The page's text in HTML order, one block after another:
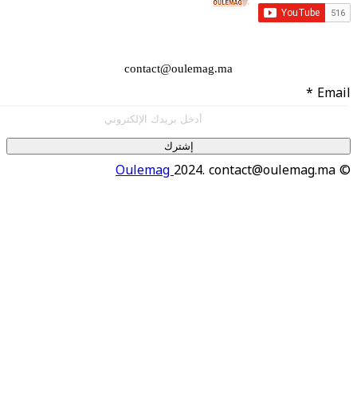
contact@oulemag.ma
Oulemag2024.